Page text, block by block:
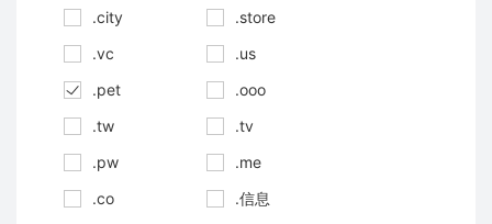
.city
.store
.vc
.us
.pet
.ooo
.tw
.tv
.pw
.me
.co
.信息